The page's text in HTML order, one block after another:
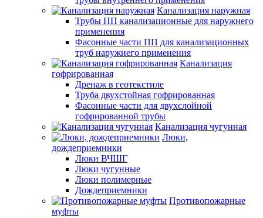
Канализация наружная
Трубы ПП канализационные для наружнего
применения
Фасонные части ПП для канализационных
труб наружнего применения
Канализация
гофрированная
Дренаж в геотекстиле
Труба двухстойная гофрированная
Фасонные части для двухслойной
гофрированной трубы
Канализация чугунная
Люки,
дождеприемники
Люки ВЧШГ
Люки чугунные
Люки полимерные
Дождеприемники
Противопожарные
муфты